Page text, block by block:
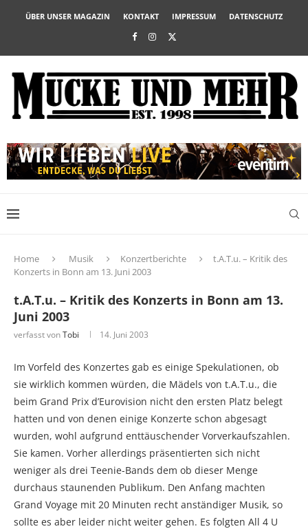
ÜBER UNSER MAGAZIN KONTAKT IMPRESSUM DATENSCHUTZ
Home Musik Konzertberichte
t.A.T.u. – Kritik des
Konzerts in Bonn am 13. Juni 2003
t.A.T.u. – Kritik des Konzerts in Bonn am 13.
Juni 2003
verfasst vonTobi 14. Juni 2003
Im Vorfeld des Konzertes gab es einige Spekulationen, ob
sie wirklich kommen würden, die Mädels von t.A.T.u., die
beim Grand Prix d’Eurovision nicht den ersten Platz belegt
hatten und von denen einige Konzerte schon abgesagt
wurden, wohl aufgrund enttäuschender Vorverkaufszahlen.
Sie kamen. Vorher allerdings präsentierten sich nicht
weniger als drei Teenie-Bands dem ob dieser Menge
durchaus staunenden Publikum. Den Anfang machten
Grand Voyage mit 20 Minuten recht anständiger Musik, so
sollte es aber leider nicht weiter gehen. Es folgten All 4 U